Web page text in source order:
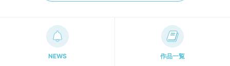
NEWS 作品一覧